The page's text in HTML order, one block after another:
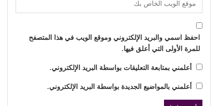
احفظ اسمي والبريد الإلكتروني وموقع الويب في هذا المتصفح
للمرة الأولى التي أعلق فيها.
أعلمني بمتابعة التعليقات بواسطة البريد الإلكتروني.
أعلمني بالمواضيع الجديدة بواسطة البريد الإلكتروني.